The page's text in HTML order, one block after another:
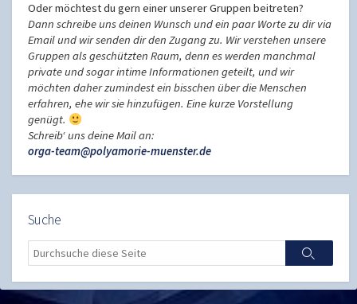
Oder möchtest du gern einer unserer Gruppen beitreten?
Dann schreibe uns deinen Wunsch und ein paar Worte zu dir via
Email und wir senden dir den Zugang zu. Wir verstehen unsere
Gruppen als geschützten Raum, denn es werden manchmal
private und sogar intime Informationen geteilt, und wir
möchten daher zumindest ein bisschen über die Menschen
erfahren, ehe wir sie hinzufügen. Eine kurze Vorstellung
genügt.
Schreib‘ uns deine Mail an:
orga-team@polyamorie-muenster.de
Suche
Search
Search